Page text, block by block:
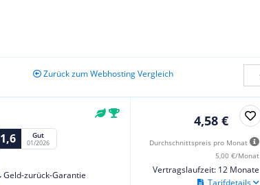
Zurück zum Webhosting Vergleich
1,6 Gut
01/2026
Geld-zurück-Garantie
4,58 €
Durchschnittspreis pro Monat
5,00 €/Monat
Vertragslaufzeit: 12 Monate
Tarifdetails